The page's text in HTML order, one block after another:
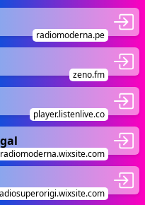
radiomoderna.pe
zeno.fm
player.listenlive.co
radiomoderna.wixsite.com